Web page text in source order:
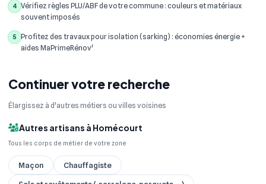
4 Vérifiez règles PLU/ABF de votre commune : couleurs et matériaux
souvent imposés
5
Profitez des travaux pour isolation (sarking) : économies énergie +
aides MaPrimeRénov'
Continuer votre recherche
Élargissez à d'autres métiers ou villes voisines
Autres artisans à Homécourt
Tous les corps de métier de votre zone
Maçon
Chauffagiste